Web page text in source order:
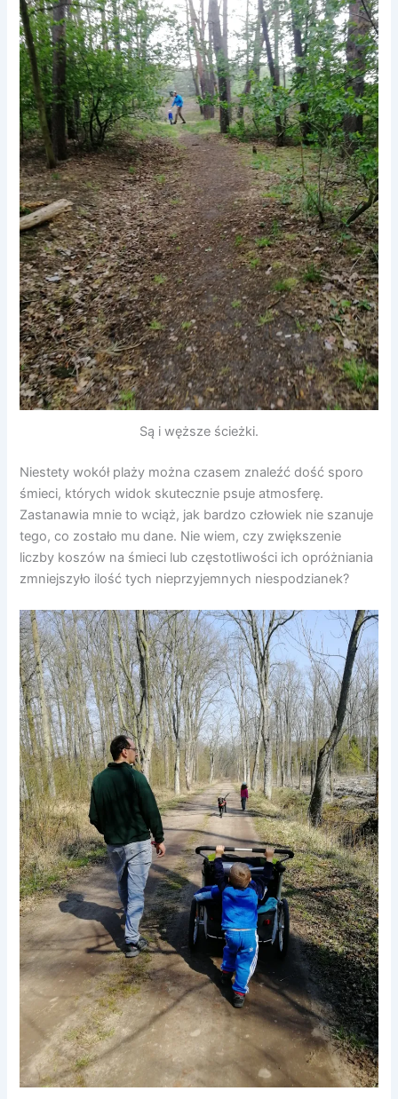
Są i węższe ścieżki.
Niestety wokół plaży można czasem znaleźć dość sporo
śmieci, których widok skutecznie psuje atmosferę.
Zastanawia mnie to wciąż, jak bardzo człowiek nie szanuje
tego, co zostało mu dane. Nie wiem, czy zwiększenie
liczby koszów na śmieci lub częstotliwości ich opróżniania
zmniejszyło ilość tych nieprzyjemnych niespodzianek?